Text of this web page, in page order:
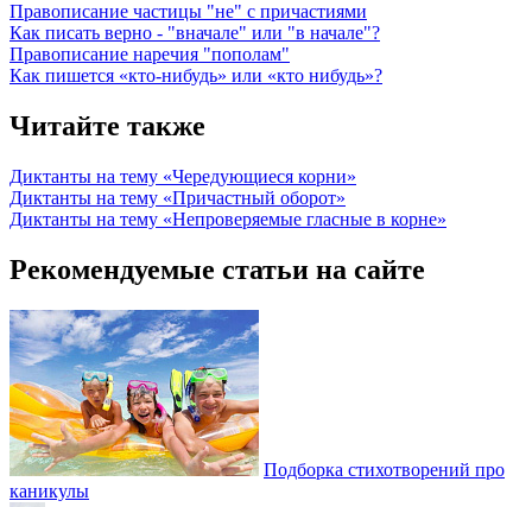
Правописание частицы "не" с причастиями
Как писать верно - "вначале" или "в начале"?
Правописание наречия "пополам"
Как пишется «кто-нибудь» или «кто нибудь»?
Читайте также
Диктанты на тему «Чередующиеся корни»
Диктанты на тему «Причастный оборот»
Диктанты на тему «Непроверяемые гласные в корне»
Рекомендуемые статьи на сайте
Подборка стихотворений про
каникулы